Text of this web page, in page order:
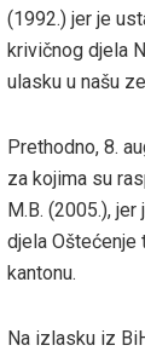
(1992.) jer je
krivičnog djela
ulasku u našu
Prethodno, 8.
za kojima su
M.B. (2005.),
djela
kantonu.
Na izlasku iz